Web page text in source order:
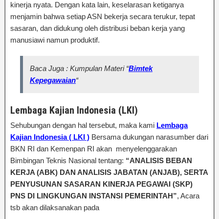
kinerja nyata. Dengan kata lain, keselarasan ketiganya
menjamin bahwa setiap ASN bekerja secara terukur, tepat
sasaran, dan didukung oleh distribusi beban kerja yang
manusiawi namun produktif.
Baca Juga : Kumpulan Materi “Bimtek
Kepegawaian“
Lembaga Kajian Indonesia (LKI)
Sehubungan dengan hal tersebut, maka kami Lembaga
Kajian Indonesia ( LKI ) Bersama dukungan narasumber dari
BKN RI dan Kemenpan RI akan menyelenggarakan
Bimbingan Teknis Nasional tentang: “ANALISIS BEBAN
KERJA (ABK) DAN ANALISIS JABATAN (ANJAB), SERTA
PENYUSUNAN SASARAN KINERJA PEGAWAI (SKP)
PNS DI LINGKUNGAN INSTANSI PEMERINTAH”, Acara
tsb akan dilaksanakan pada